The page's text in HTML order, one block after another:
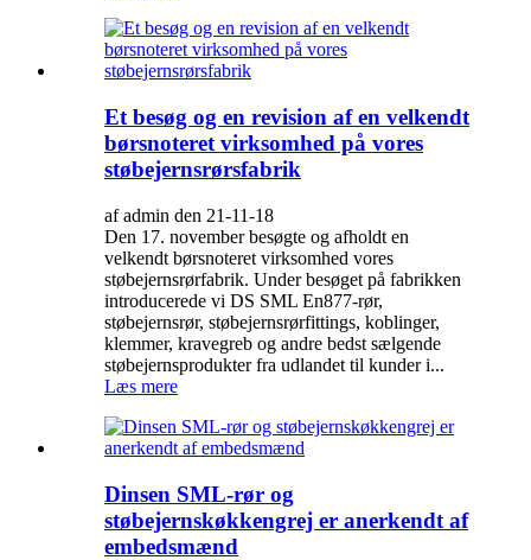
Et besøg og en revision af en velkendt
børsnoteret virksomhed på vores
støbejernsrørsfabrik
af admin den 21-11-18
Den 17. november besøgte og afholdt en
velkendt børsnoteret virksomhed vores
støbejernsrørfabrik. Under besøget på fabrikken
introducerede vi DS SML En877-rør,
støbejernsrør, støbejernsrørfittings, koblinger,
klemmer, kravegreb og andre bedst sælgende
støbejernsprodukter fra udlandet til kunder i...
Læs mere
Dinsen SML-rør og
støbejernskøkkengrej er anerkendt af
embedsmænd